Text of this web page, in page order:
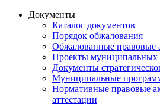
Документы
Каталог документов
Порядок обжалования
Обжалованные правовые
Проекты муниципальных
Документы
Муниципальные
Нормативные правовые
аттестации